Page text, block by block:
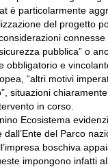
è particolarmente
del progetto
pubblica” o
obbligatorio e
“altri motivi
situazioni
in corso.
Ecosistema
dall’Ente del Parco
boschiva
impongono infatti